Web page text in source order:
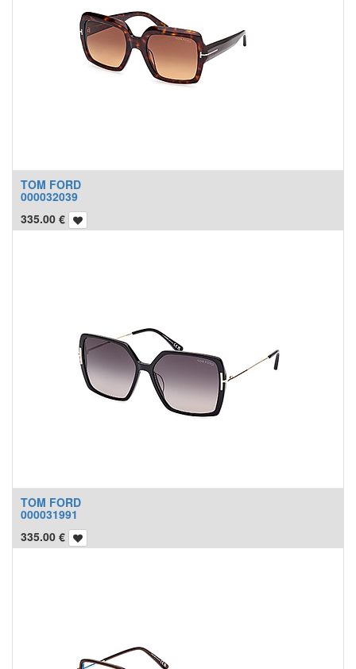
TOM FORD
000032039
335.00 €
TOM FORD
000031991
335.00 €